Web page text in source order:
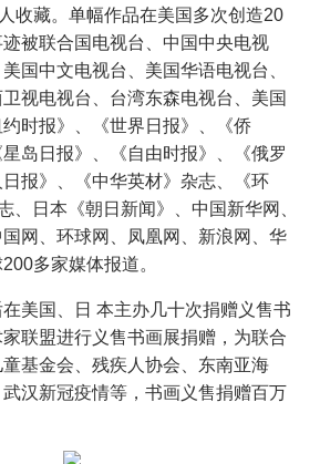
收藏。单幅作品在美国多次创造20
被联合国电视台、中国中央电视
国中文电视台、美国华语电视台、
视电视台、台湾东森电视台、美国
约时报》、《世界日报》、《侨
岛日报》、《自由时报》、《俄罗
报》、《中华英材》杂志、《环
、日本《朝日新闻》、中国新华网、
网、环球网、凤凰网、新浪网、华
多家媒体报道。
美国、日 本主办几十次捐赠义售书
联盟进行义售书画展捐赠，为联合
基金会、残疾人协会、东南亚海
汉新冠疫情等，书画义售捐赠百万